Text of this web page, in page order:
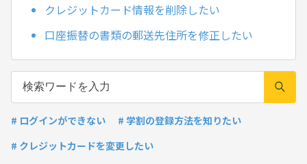
クレジットカード情報を削除したい
口座振替の書類の郵送先住所を修正したい
# ログインができない
# 学割の登録方法を知りたい
# クレジットカードを変更したい